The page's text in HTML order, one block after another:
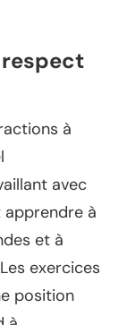
respect
à
avec
apprendre à
et à
exercices
position